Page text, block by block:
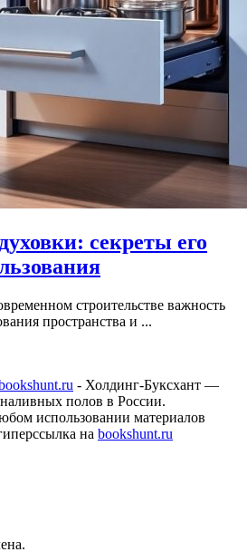
секреты его
строительстве важность
пространства и ...
- Холдинг-Буксхант —
полов в России.
использовании материалов
на bookshunt.ru